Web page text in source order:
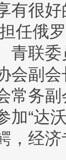
有很
任俄
青联
会副
常务
加“达
，经